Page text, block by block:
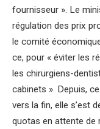
fournisseur ». Le
régulation des prix
le comité
ce, pour « éviter les
les chirurgiens-
cabinets ». Depuis,
vers la fin, elle s’est
quotas en attente de